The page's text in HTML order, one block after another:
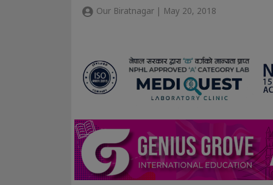
Our Biratnagar | May 20, 2018